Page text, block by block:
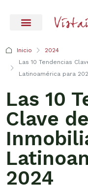
Inicio
2024
Las 10 Tendencias
Latinoamérica para
Las 10
Clave
2024